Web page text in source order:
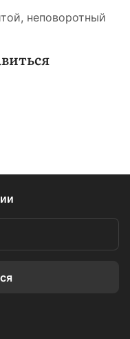
неповоротный